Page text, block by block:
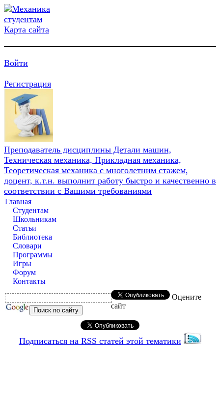
Карта сайта
Войти
Регистрация
Преподаватель дисциплины Детали машин,
Техническая механика, Прикладная механика,
Теоретическая механика с многолетним стажем,
доцент, к.т.н. выполнит работу быстро и качественно в
соответствии с Вашими требованиями
Главная
Студентам
Школьникам
Статьи
Библиотека
Словари
Программы
Игры
Форум
Контакты
Оцените
сайт
Подписаться на RSS статей этой тематики